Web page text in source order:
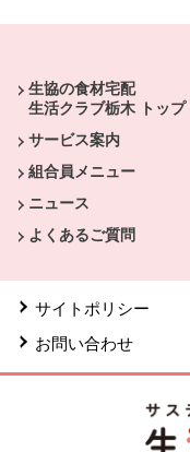
生協の食材宅配
生活クラブ栃木 トップ
サービス案内
組合員メニュー
ニュース
よくあるご質問
サイトポリシー
お問い合わせ